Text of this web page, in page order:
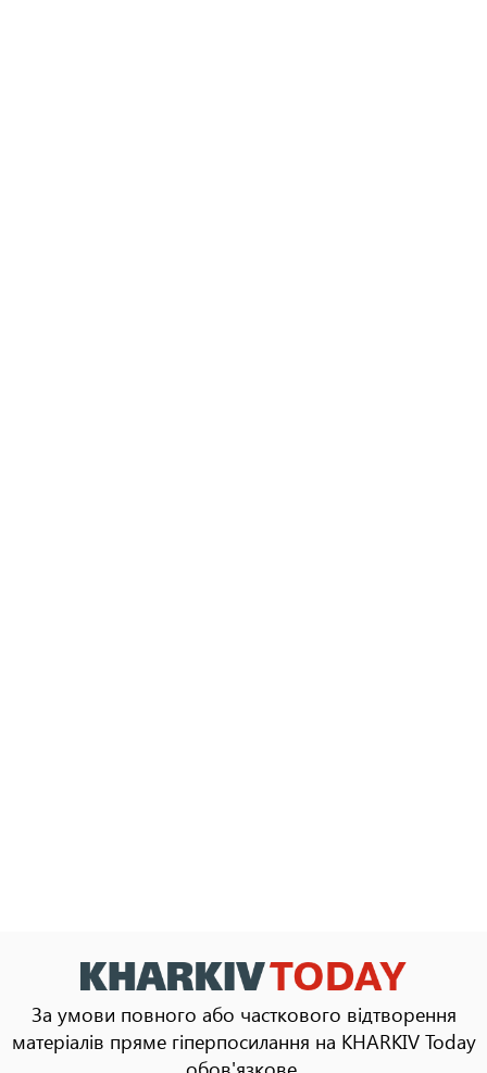
За умови повного або часткового відтворення
матеріалів пряме гіперпосилання на KHARKIV Today